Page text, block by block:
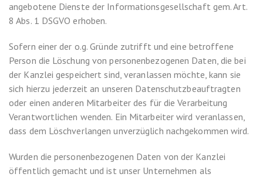
angebotene Dienste der Informationsgesellschaft gem. Art.
8 Abs. 1 DSGVO erhoben.
Sofern einer der o.g. Gründe zutrifft und eine betroffene
Person die Löschung von personenbezogenen Daten, die bei
der Kanzlei gespeichert sind, veranlassen möchte, kann sie
sich hierzu jederzeit an unseren Datenschutzbeauftragten
oder einen anderen Mitarbeiter des für die Verarbeitung
Verantwortlichen wenden. Ein Mitarbeiter wird veranlassen,
dass dem Löschverlangen unverzüglich nachgekommen wird.
Wurden die personenbezogenen Daten von der Kanzlei
öffentlich gemacht und ist unser Unternehmen als